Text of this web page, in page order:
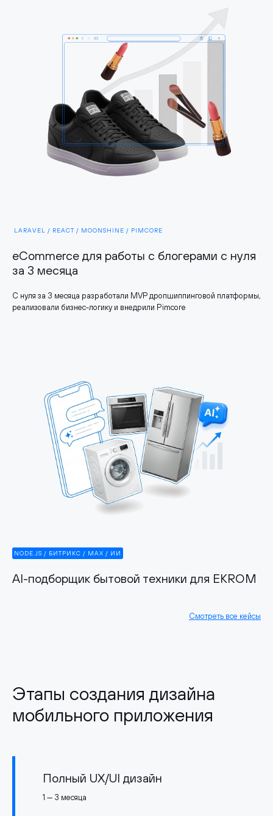
LARAVEL / REACT / MOONSHINE / PIMCORE
eCommerce для работы с блогерами с нуля
за 3 месяца
С нуля за 3 месяца разработали MVP дропшиппинговой платформы,
реализовали бизнес-логику и внедрили Pimcore
NODE.JS / БИТРИКС / MAX / ИИ
AI-подборщик бытовой техники для EKROM
Смотреть все кейсы
Этапы создания дизайна
мобильного приложения
Полный UX/UI дизайн
1 — 3 месяца